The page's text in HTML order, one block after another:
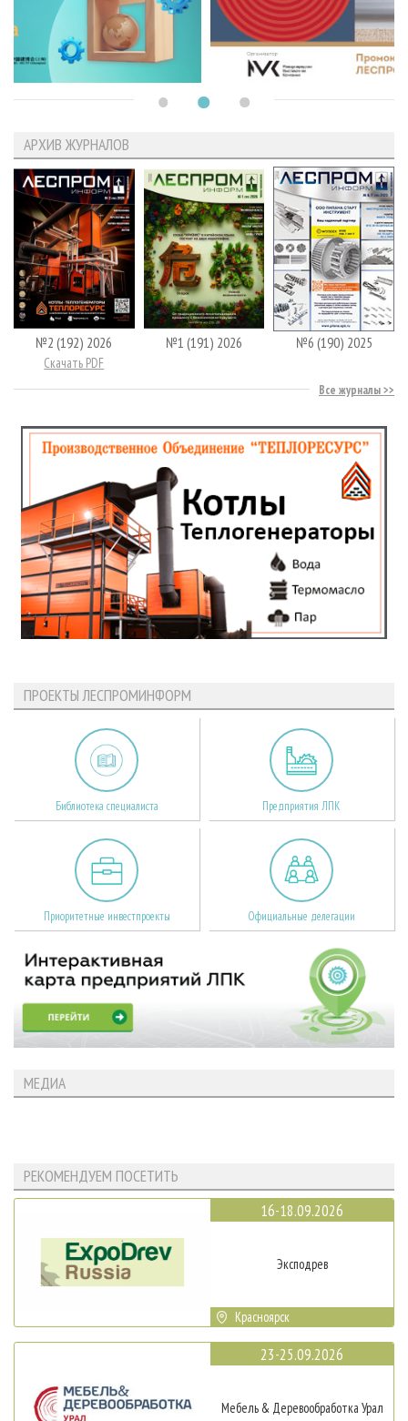
АРХИВ ЖУРНАЛОВ
№2 (192) 2026
Скачать PDF
№1 (191) 2026 №6 (190) 2025
Все журналы
ПРОЕКТЫ ЛЕСПРОМИНФОРМ
Библиотека специалиста Предприятия ЛПК
Приоритетные инвестпроекты Официальные делегации
МЕДИА
РЕКОМЕНДУЕМ ПОСЕТИТЬ
16-18.09.2026
Эксподрев
Красноярск
23-25.09.2026
Мебель & Деревообработка Урал